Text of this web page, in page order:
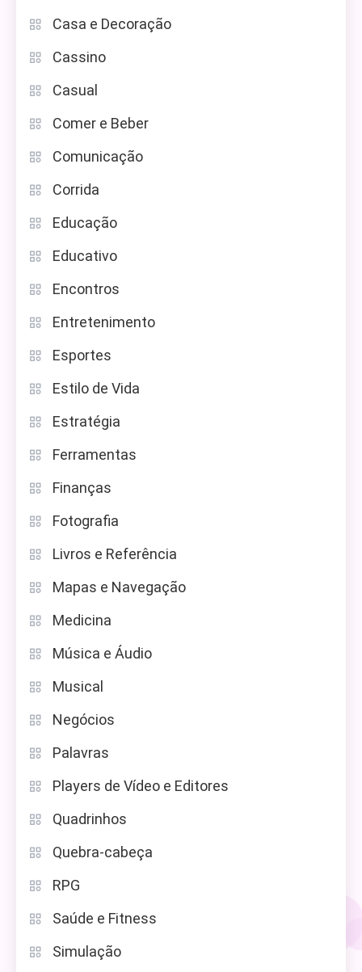
Casa e Decoração
Cassino
Casual
Comer e Beber
Comunicação
Corrida
Educação
Educativo
Encontros
Entretenimento
Esportes
Estilo de Vida
Estratégia
Ferramentas
Finanças
Fotografia
Livros e Referência
Mapas e Navegação
Medicina
Música e Áudio
Musical
Negócios
Palavras
Players de Vídeo e Editores
Quadrinhos
Quebra-cabeça
RPG
Saúde e Fitness
Simulação